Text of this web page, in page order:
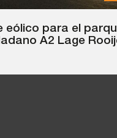
eólico para el
A2 Lage